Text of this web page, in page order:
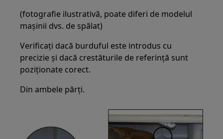
(fotografie ilustrativă, poate diferi de modelul
mașinii dvs. de spălat)
Verificați dacă burduful este introdus cu
precizie și dacă crestăturile de referință sunt
poziționate corect.
Din ambele părți.